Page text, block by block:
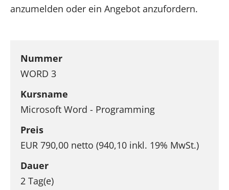
anzumelden oder ein Angebot anzufordern.
Nummer
WORD 3
Kursname
Microsoft Word - Programming
Preis
EUR 790,00 netto (940,10 inkl. 19% MwSt.)
Dauer
2 Tag(e)